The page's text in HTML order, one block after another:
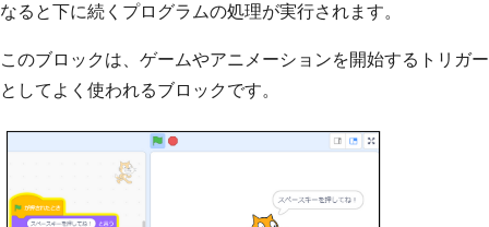
なると下に続くプログラムの処理が実行されます。
このブロックは、ゲームやアニメーションを開始するトリガー
としてよく使われるブロックです。